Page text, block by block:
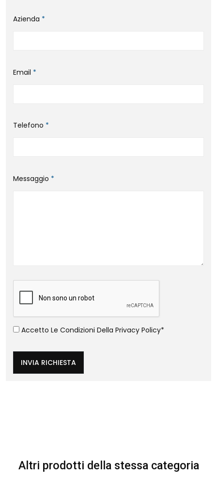
Azienda *
Email *
Telefono *
Messaggio *
Accetto Le Condizioni Della Privacy Policy*
INVIA RICHIESTA
Altri prodotti della stessa categoria